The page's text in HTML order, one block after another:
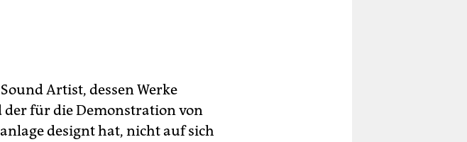
Artist, dessen Werke
für die Demonstration von
de­signt hat, nicht auf sich